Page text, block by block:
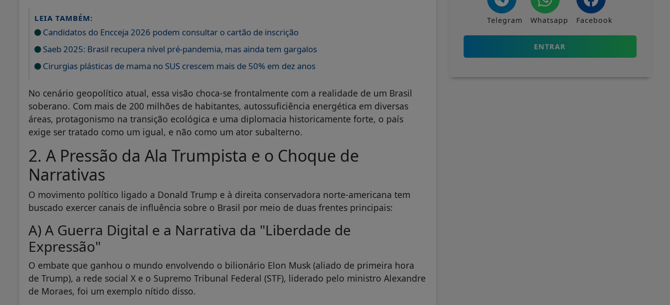
LEIA TAMBÉM:
Candidatos do Encceja 2026 podem consultar o cartão de inscrição
Saeb 2025: Brasil recupera nível pré-pandemia, mas ainda tem gargalos
Cirurgias plásticas de mama no SUS crescem mais de 50% em dez anos
No cenário geopolítico atual, essa visão choca-se frontalmente com a realidade de um Brasil
soberano. Com mais de 200 milhões de habitantes, autossuficiência energética em diversas
áreas, protagonismo na transição ecológica e uma diplomacia historicamente forte, o país
exige ser tratado como um igual, e não como um ator subalterno.
2. A Pressão da Ala Trumpista e o Choque de
Narrativas
O movimento político ligado a Donald Trump e à direita conservadora norte-americana tem
buscado exercer canais de influência sobre o Brasil por meio de duas frentes principais:
A) A Guerra Digital e a Narrativa da "Liberdade de
Expressão"
O embate que ganhou o mundo envolvendo o bilionário Elon Musk (aliado de primeira hora
de Trump), a rede social X e o Supremo Tribunal Federal (STF), liderado pelo ministro Alexandre
de Moraes, foi um exemplo nítido disso.
Telegram Whatsapp Facebook
ENTRAR